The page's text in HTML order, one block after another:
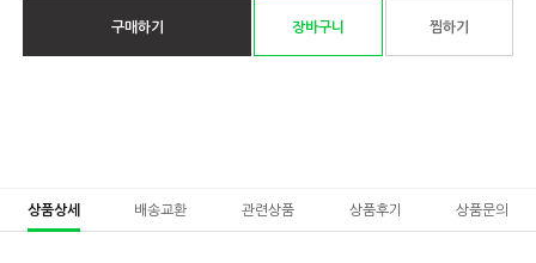
구매하기 장바구니 찜하기
상품상세 배송교환 관련상품 상품후기 상품문의